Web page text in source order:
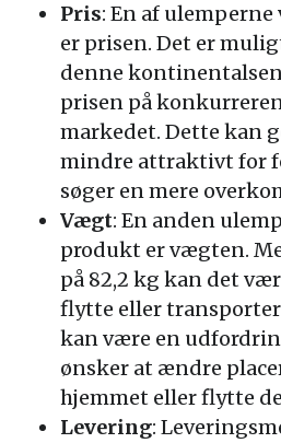
Pris: En af
er prisen. Det er
denne
prisen på
markedet. Dette kan
mindre attraktivt for
søger en mere
Vægt: En anden
produkt er vægten.
på 82,2 kg kan det
flytte eller
kan være en
ønsker at ændre
hjemmet eller flytte
Levering: